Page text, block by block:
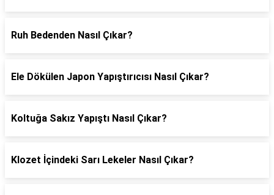
Ruh Bedenden Nasıl Çıkar?
Ele Dökülen Japon Yapıştırıcısı Nasıl Çıkar?
Koltuğa Sakız Yapıştı Nasıl Çıkar?
Klozet İçindeki Sarı Lekeler Nasıl Çıkar?